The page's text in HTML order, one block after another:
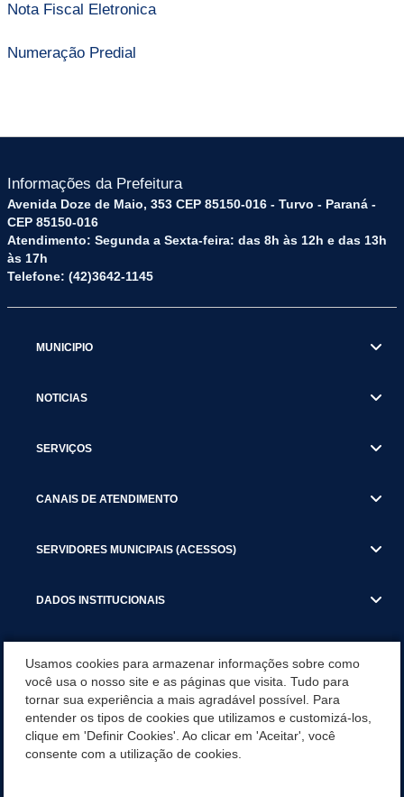
Nota Fiscal Eletronica
Numeração Predial
Informações da Prefeitura
Avenida Doze de Maio, 353 CEP 85150-016 - Turvo - Paraná -
CEP 85150-016
Atendimento: Segunda a Sexta-feira: das 8h às 12h e das 13h
às 17h
Telefone: (42)3642-1145
MUNICIPIO
NOTICIAS
SERVIÇOS
CANAIS DE ATENDIMENTO
SERVIDORES MUNICIPAIS (ACESSOS)
DADOS INSTITUCIONAIS
SERVIÇOS TRIBUTARIOS
PESQUISA DE SATISFAÇÃO DOS SERVIDORES - SISTEMAS E
SERVIÇOS DIGITAIS
Usamos cookies para armazenar informações sobre como
você usa o nosso site e as páginas que visita. Tudo para
tornar sua experiência a mais agradável possível. Para
entender os tipos de cookies que utilizamos e customizá-los,
clique em 'Definir Cookies'. Ao clicar em 'Aceitar', você
consente com a utilização de cookies.